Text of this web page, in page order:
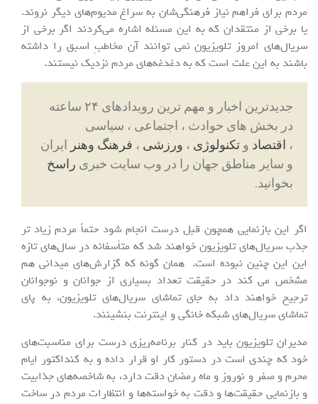
مردم برای فراهم نیاز فرهنگی‌شان به سراغ مدیوم‌های دیگر نروند.
یا برخی از منتقدان که به این مسئله اشاره می‌کردند اگر برخی از
سریال‌های امروز تلویزیون نمی توانند آن مخاطبِ اسبق را داشته
باشند به این علت است که به دغدغه‌های مردم نزدیک نیستند.
جدیدترین اخبار و مهم ترین رویدادهای ۲۴ ساعته
در بخش های حوادث ، اجتماعی ، سیاسی
، اقتصاد و تکنولوژی ، ورزشی ، فرهنگ وهنر ایران
و سایر مناطق جهان را در وب سایت خبری راسخ
بخوانید.
اگر این بازنمایی همچون قبل درست انجام شود حتماً مردم زیاد تر
جذب سریال‌های تلویزیون خواهند شد که متأسفانه در سال‌های تازه
این این چنین نبوده است. همان گونه که گزارش‌های میدانی هم
مشخص می کند در حقیقت تعداد بسیاری از جوانان و نوجوانان
ترجیح خواهند داد به جای تماشای سریال‌های تلویزیون، به پای
تماشای سریال‌های شبکه خانگی و اینترنت بنشینند.
مدیران تلویزیون باید در کنار برنامه‌ریزی درست برای مناسبت‌های
خود که چندی است در دستور کار او قرار داده و به کنداکتور ایام
محرم و صفر و نوروز و ماه رمضان دقت دارد، به شاخصه‌های جذابیت
و بازنمایی حقیقت‌ها و دقت به خواسته‌ها و انتظارات مردم در ساخت